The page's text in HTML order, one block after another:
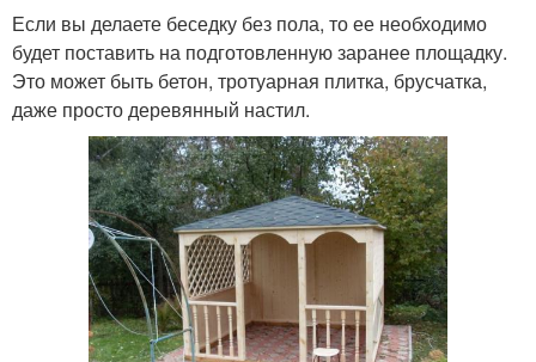
Если вы делаете беседку без пола, то ее необходимо
будет поставить на подготовленную заранее площадку.
Это может быть бетон, тротуарная плитка, брусчатка,
даже просто деревянный настил.